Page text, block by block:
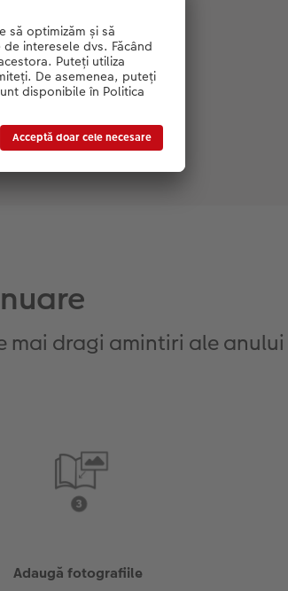
în fotocarte,
dragi amintiri ale anului
Adaugă fotografiile